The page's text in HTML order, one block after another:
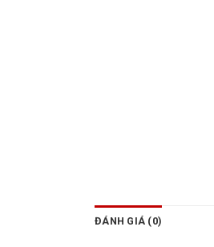
ĐÁNH GIÁ (0)